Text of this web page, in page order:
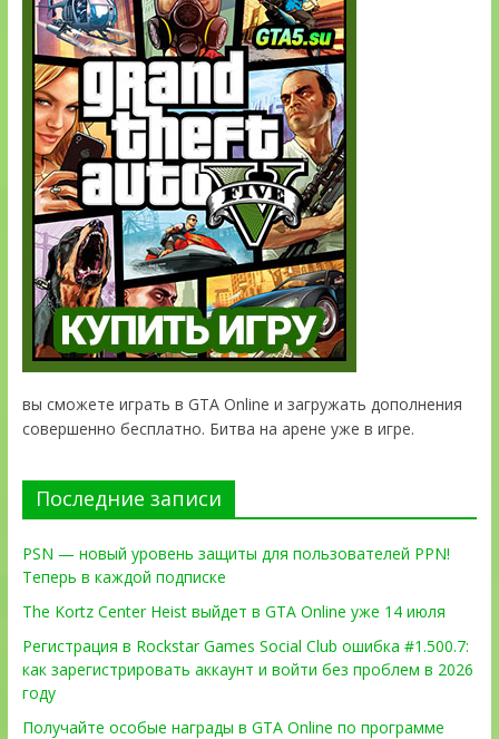
вы сможете играть в GTA Online и загружать дополнения
совершенно бесплатно. Битва на арене уже в игре.
Последние записи
PSN — новый уровень защиты для пользователей PPN!
Теперь в каждой подписке
The Kortz Center Heist выйдет в GTA Online уже 14 июля
Регистрация в Rockstar Games Social Club ошибка #1.500.7:
как зарегистрировать аккаунт и войти без проблем в 2026
году
Получайте особые награды в GTA Online по программе